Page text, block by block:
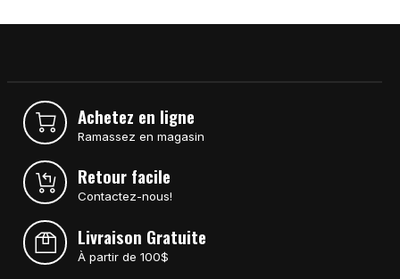
Achetez en ligne
Ramassez en magasin
Retour facile
Contactez-nous!
Livraison Gratuite
À partir de 100$